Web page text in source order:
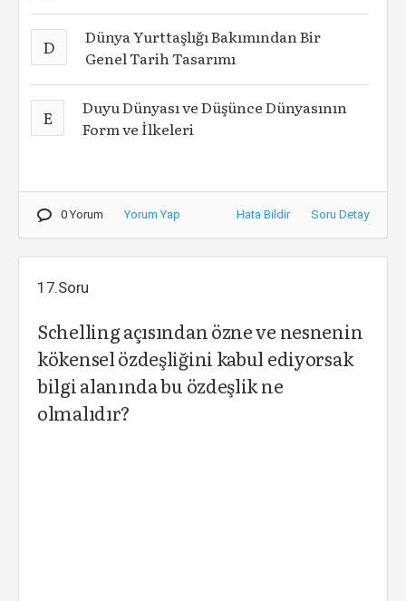
D
Dünya Yurttaşlığı Bakımından Bir
Genel Tarih Tasarımı
E
Duyu Dünyası ve Düşünce Dünyasının
Form ve İlkeleri
0 Yorum Yorum Yap Hata Bildir Soru Detay
17.Soru
Schelling açısından özne ve nesnenin
kökensel özdeşliğini kabul ediyorsak
bilgi alanında bu özdeşlik ne
olmalıdır?